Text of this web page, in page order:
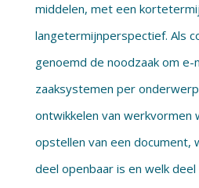
middelen, met een
langetermijnperspectief. Als
genoemd de noodzaak om e-
zaaksystemen per
ontwikkelen van werkvormen
opstellen van een document,
deel openbaar is en welk